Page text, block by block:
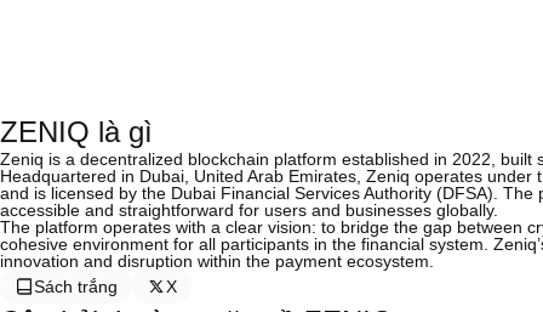
ZENIQ là gì
Zeniq is a decentralized blockchain platform established in 2022,
Headquartered in Dubai, United Arab Emirates, Zeniq operates
and is licensed by the Dubai Financial Services Authority (DFSA).
accessible and straightforward for users and businesses globally.
The platform operates with a clear vision: to bridge the gap between
cohesive environment for all participants in the financial system.
innovation and disruption within the payment ecosystem.
Sách trắng
X